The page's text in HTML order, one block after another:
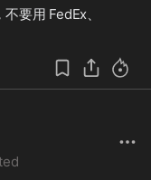
要用 FedEx、